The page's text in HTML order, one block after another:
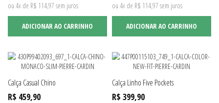
ou 4x de R$ 114,97 sem juros
ADICIONAR AO CARRINHO
ou 4x de R$ 114,97 sem juros
ADICIONAR AO CARRINHO
Calça Casual Chino
R$ 459,90
Calça Linho Five Pockets
R$ 399,90